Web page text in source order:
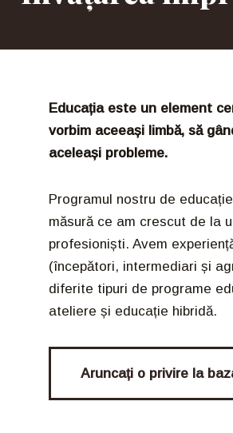
Educația este un element
vorbim aceeași limbă, să
aceleași probleme.
Programul nostru de
măsură ce am crescut de la
profesioniști. Avem
(începători, intermediari și
diferite tipuri de programe
ateliere și educație hibridă.
Aruncați o privire la